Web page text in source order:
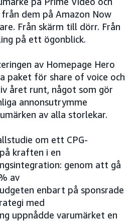
dem på Amazon Now
Från skärm till dörr. Från
på ett ögonblick.
av Homepage Hero
paket för share of voice och
året runt, något som gör
annonsutrymme
av alla storlekar.
om ett CPG-
kraften i en
genom att gå
av
enbart på sponsrade
med
uppnådde varumärket en